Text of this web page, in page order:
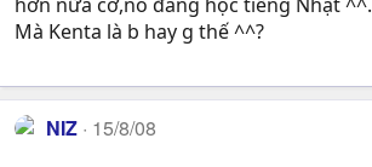
Mà Kenta là b hay g thế ^^?
NIZ 15/8/08